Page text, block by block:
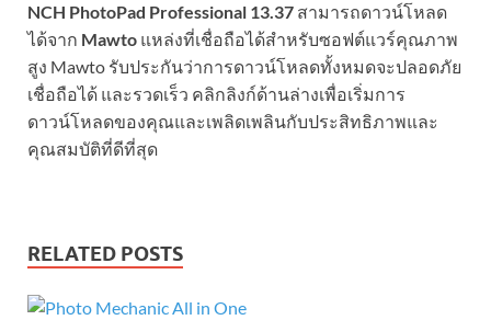
NCH PhotoPad Professional 13.37 สามารถดาวน์โหลด
ได้จาก Mawto แหล่งที่เชื่อถือได้สำหรับซอฟต์แวร์คุณภาพ
สูง Mawto รับประกันว่าการดาวน์โหลดทั้งหมดจะปลอดภัย
เชื่อถือได้ และรวดเร็ว คลิกลิงก์ด้านล่างเพื่อเริ่มการ
ดาวน์โหลดของคุณและเพลิดเพลินกับประสิทธิภาพและ
คุณสมบัติที่ดีที่สุด
RELATED POSTS